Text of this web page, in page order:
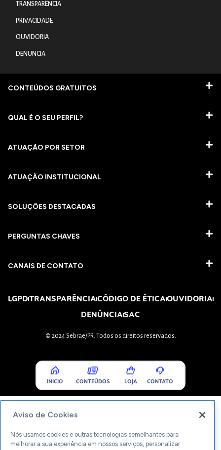
TRANSPARÊNCIA
PRIVACIDADE
OUVIDORIA
DENUNCIA
CONTEÚDOS GRATUITOS
QUAL É O SEU PERFIL?
ATUAÇÃO POR SETOR
ATUAÇÃO INSTITUCIONAL
SOLUÇÕES DESTACADAS
PERGUNTAS CHAVES​
CANAIS DE CONTATO
LGPDTRANSPARÊNCIACÓDIGO DE ÉTICAOUVIDORIA
DENÚNCIASAC
© 2024 Sebrae/PR. Todos os direitos reservados.
INICIO CONTEÚDOS LOJA CONTATO
Aviso de Cookies
Nós usamos cookies e outras tecnologias semelhantes para
melhorar a sua experiência em nossos serviços, personalizar